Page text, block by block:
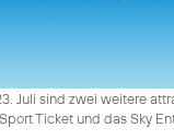
Juli sind zwei weitere
Ticket und das Sky